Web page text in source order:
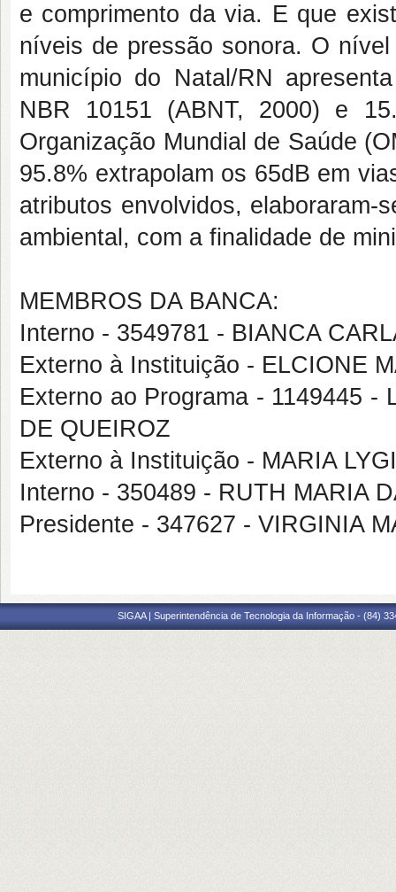
e comprimento da via. E que
níveis de pressão sonora. O
município do Natal/RN
NBR 10151 (ABNT, 2000) e
Organização Mundial de Saúde
95.8% extrapolam os 65dB em
atributos envolvidos, elaboraram-
ambiental, com a finalidade de
MEMBROS DA BANCA:
Interno - 3549781 - BIANCA
Externo à Instituição - ELCIONE
Externo ao Programa - 1149445 -
DE QUEIROZ
Externo à Instituição - MARIA
Interno - 350489 - RUTH MARIA
Presidente - 347627 - VIRGINIA
SIGAA | Superintendência de Tecnologia da Informação - (84)